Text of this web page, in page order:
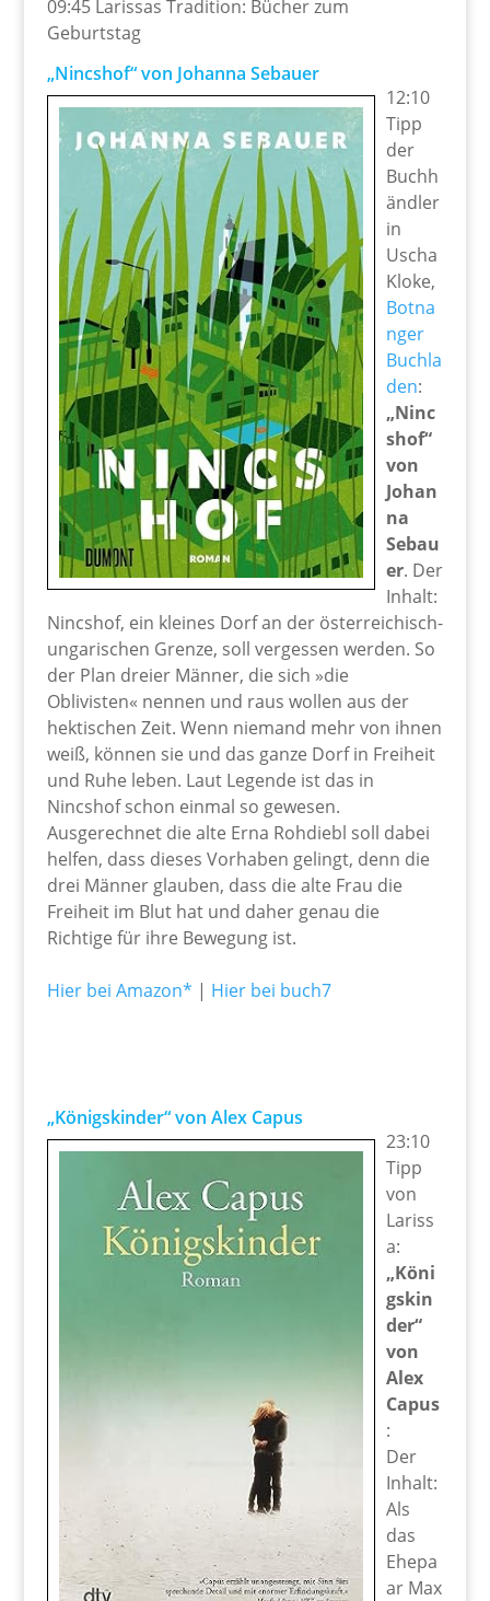
09:45 Larissas Tradition: Bücher zum
Geburtstag
„Nincshof“ von Johanna Sebauer
12:10
Tipp
der
Buchh
ändler
in
Uscha
Kloke,
Botna
nger
Buchla
den:
„Ninc
shof“
von
Johan
na
Sebau
er. Der
Inhalt:
Nincshof, ein kleines Dorf an der österreichisch-
ungarischen Grenze, soll vergessen werden. So
der Plan dreier Männer, die sich »die
Oblivisten« nennen und raus wollen aus der
hektischen Zeit. Wenn niemand mehr von ihnen
weiß, können sie und das ganze Dorf in Freiheit
und Ruhe leben. Laut Legende ist das in
Nincshof schon einmal so gewesen.
Ausgerechnet die alte Erna Rohdiebl soll dabei
helfen, dass dieses Vorhaben gelingt, denn die
drei Männer glauben, dass die alte Frau die
Freiheit im Blut hat und daher genau die
Richtige für ihre Bewegung ist.
Hier bei Amazon* | Hier bei buch7
„Königskinder“ von Alex Capus
23:10
Tipp
von
Lariss
a:
„Köni
gskin
der“
von
Alex
Capus
:
Der
Inhalt:
Als
das
Ehepa
ar Max